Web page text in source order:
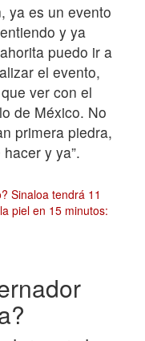
ya es un evento
y ya
puedo ir a
el evento,
ver con el
de México. No
primera piedra,
y ya”.
Sinaloa tendrá 11
piel en 15 minutos: